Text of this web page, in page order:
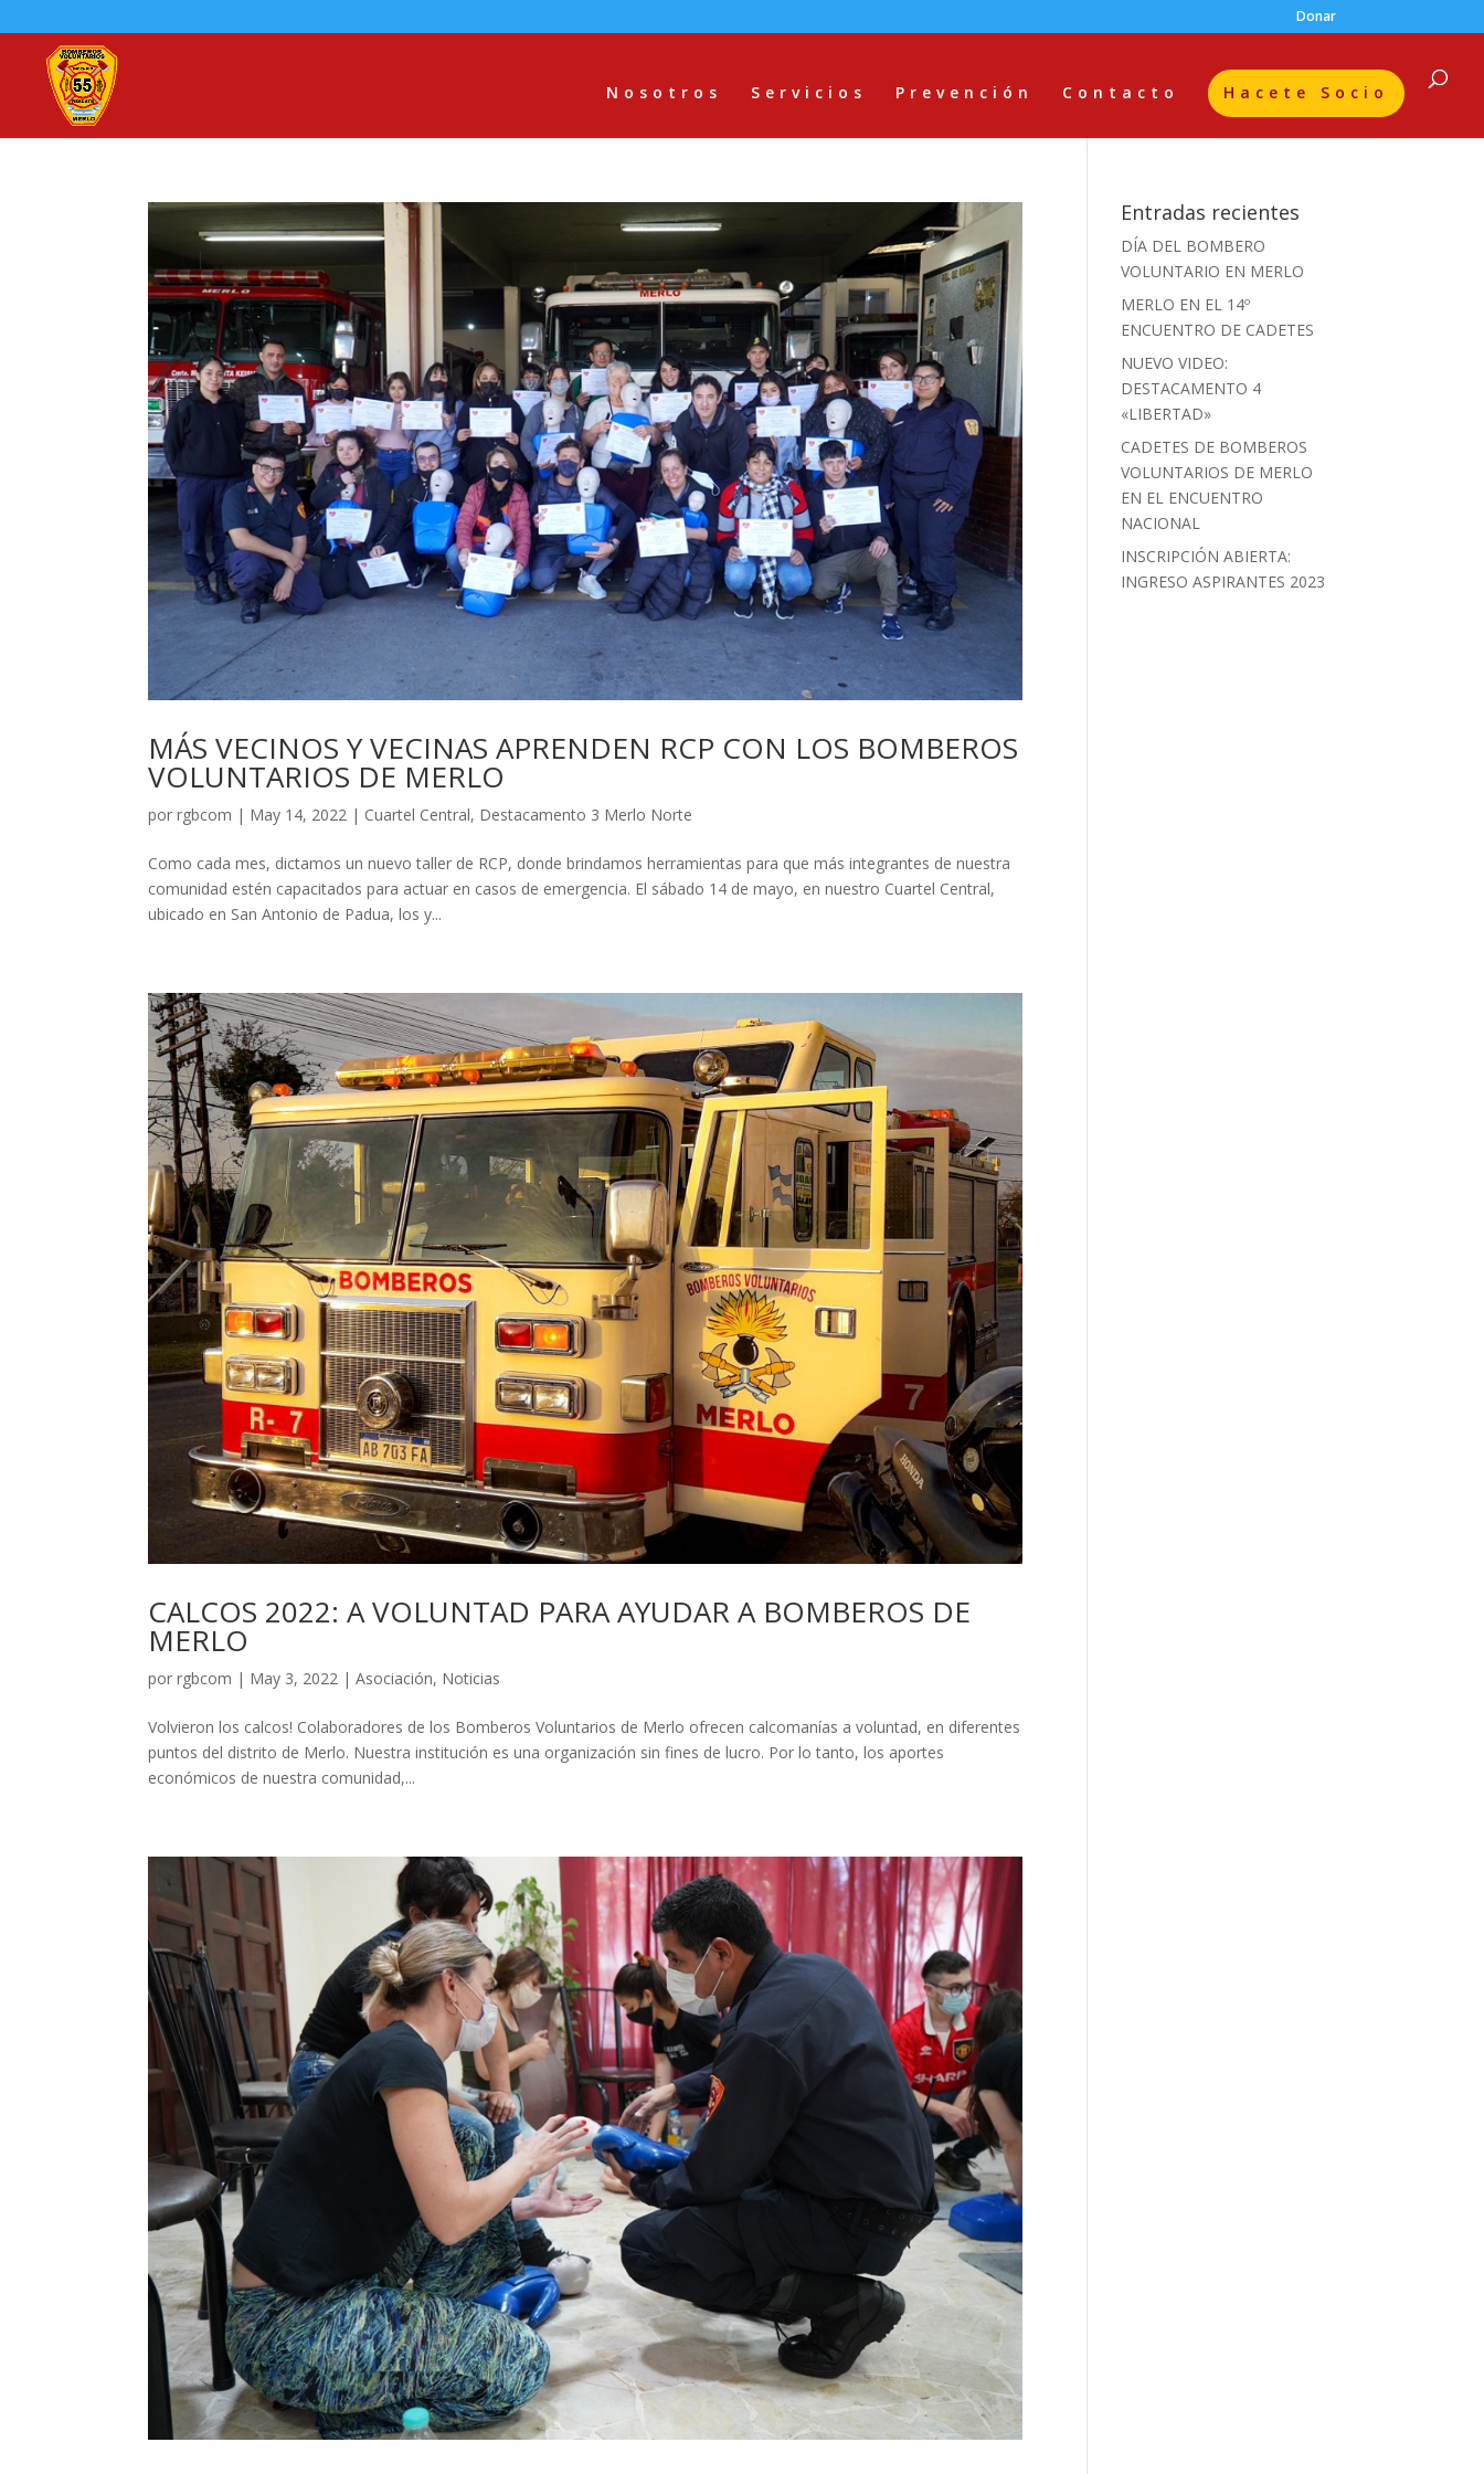
Donar
Nosotros Servicios Prevención Contacto Hacete Socio
MÁS VECINOS Y VECINAS APRENDEN RCP CON LOS BOMBEROS
VOLUNTARIOS DE MERLO
porrgbcom | May 14, 2022 | Cuartel Central, Destacamento 3 Merlo Norte
Como cada mes, dictamos un nuevo taller de RCP, donde brindamos herramientas para que más integrantes de nuestra
comunidad estén capacitados para actuar en casos de emergencia. El sábado 14 de mayo, en nuestro Cuartel Central,
ubicado en San Antonio de Padua, los y...
CALCOS 2022: A VOLUNTAD PARA AYUDAR A BOMBEROS DE
MERLO
porrgbcom | May 3, 2022 |Asociación, Noticias
Volvieron los calcos! Colaboradores de los Bomberos Voluntarios de Merlo ofrecen calcomanías a voluntad, en diferentes
puntos del distrito de Merlo. Nuestra institución es una organización sin fines de lucro. Por lo tanto, los aportes
económicos de nuestra comunidad,...
Entradas recientes
DÍA DEL BOMBERO
VOLUNTARIO EN MERLO
MERLO EN EL 14º
ENCUENTRO DE CADETES
NUEVO VIDEO:
DESTACAMENTO 4
«LIBERTAD»
CADETES DE BOMBEROS
VOLUNTARIOS DE MERLO
EN EL ENCUENTRO
NACIONAL
INSCRIPCIÓN ABIERTA:
INGRESO ASPIRANTES 2023